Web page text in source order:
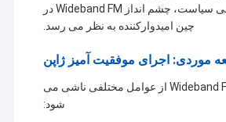
فناوری و پشتیبانی سیاست، چشم انداز Wideband FM در
چین امیدوارکننده به نظر می رسد.
موردی: اجرای موفقیت آمیز ژاپن
موفقیت ژاپن با Wideband FM از عوامل مختلفی ناشی می
شود:
شرکت Shenzhen Sinosun Technology Co., Ltd. از سال
داده های بی سیم مانند توسعه
مهندسی شبکه مشغول به کار بوده است.